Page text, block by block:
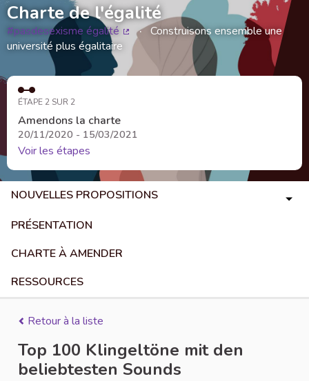
Charte de l'égalité
#pasdesexisme égalité
(Lien externe)
Construisons ensemble une
université plus égalitaire
ÉTAPE 2 SUR 2
Amendons la charte
20/11/2020 - 15/03/2021
Voir les étapes
NOUVELLES PROPOSITIONS
PRÉSENTATION
CHARTE À AMENDER
RESSOURCES
Retour à la liste
Top 100 Klingeltöne mit den
beliebtesten Sounds